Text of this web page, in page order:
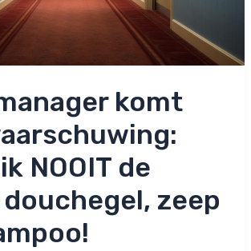
komt
NOOIT de
zeep